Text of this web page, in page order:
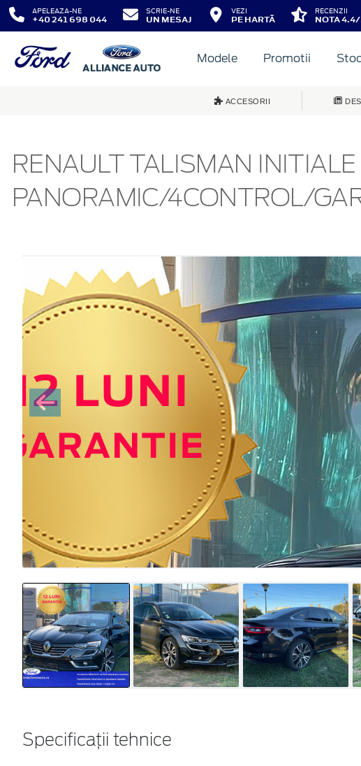
APELEAZA-NE
+40 241 698 044
SCRIE-NE
UN MESAJ
VEZI
PE HARTĂ
RECENZII
NOTA
Modele Promotii Stoc
ACCESORII
RENAULT TALISMAN
PANORAMIC/4CONTROL/
Specificații tehnice